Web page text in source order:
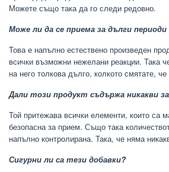
Можете също така да го следи редовно.
Може ли да се приема за дълги
Това е напълно естествено произведен
всички възможни нежелани реакции. Така
на него толкова дълго, колкото смятате, че
Дали този продукт съдържа никакви
Той притежава всички елементи, които са
безопасна за прием. Също така
напълно контролирана. Така, че няма
Сигурни ли са тези добавки?